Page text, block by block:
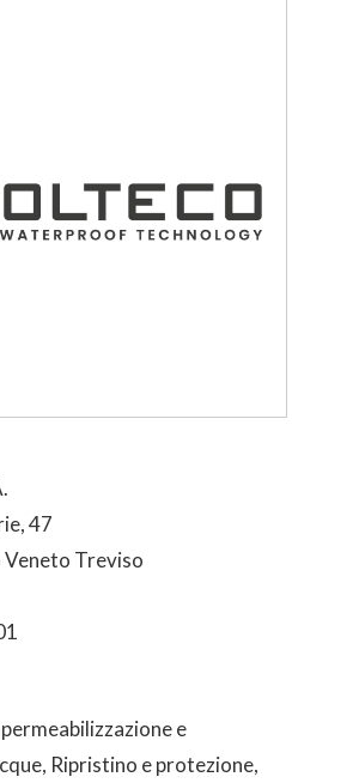
47
Treviso
e
Ripristino e protezione,